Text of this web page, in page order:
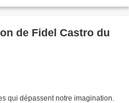
de Fidel Castro du
qui dépassent notre imagination.